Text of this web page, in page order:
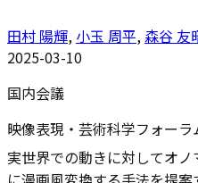
田村 陽輝, 小玉 周平,森谷 友
2025-03-10
国内会議
映像表現・芸術科学フォーラ
実世界での動きに対してオ